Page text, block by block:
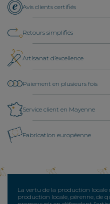
Avis clients certifiés
Retours simplifiés
Artisanat d’excellence
Paiement en plusieurs fois
Service client en Mayenne
Fabrication européenne
La vertu de la production locale
production locale, pérenne, de